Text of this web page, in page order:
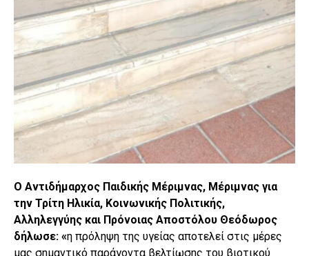
Ο Αντιδήμαρχος Παιδικής Μέριμνας, Μέριμνας για
την Τρίτη Ηλικία, Κοινωνικής Πολιτικής,
Αλληλεγγύης και Πρόνοιας Αποστόλου Θεόδωρος
δήλωσε: «η πρόληψη της υγείας αποτελεί στις μέρες
μας σημαντικό παράγοντα βελτίωσης του βιοτικού